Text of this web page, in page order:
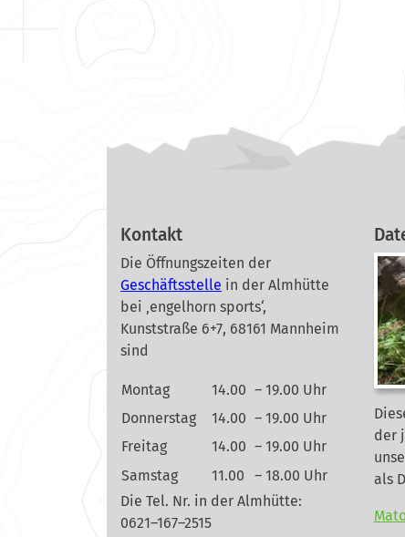
Kontakt
Die Öffnungszeiten der
Geschäftsstelle in der Almhütte
bei ‚engelhorn sports‘,
Kunststraße 6+7, 68161 Mannheim
sind
Montag 14.00 – 19.00 Uhr
Donnerstag
14.00 – 19.00 Uhr
Freitag
14.00 – 19.00 Uhr
Samstag
11.00
– 18.00 Uhr
Die Tel. Nr. in der Almhütte:
0621–167–2515
der
als